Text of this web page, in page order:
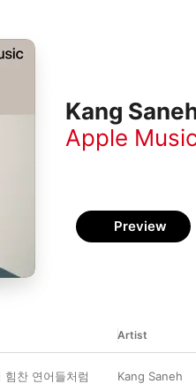
Kang
Apple
Preview
Artist
힘찬 연어들처럼 Kang Saneh